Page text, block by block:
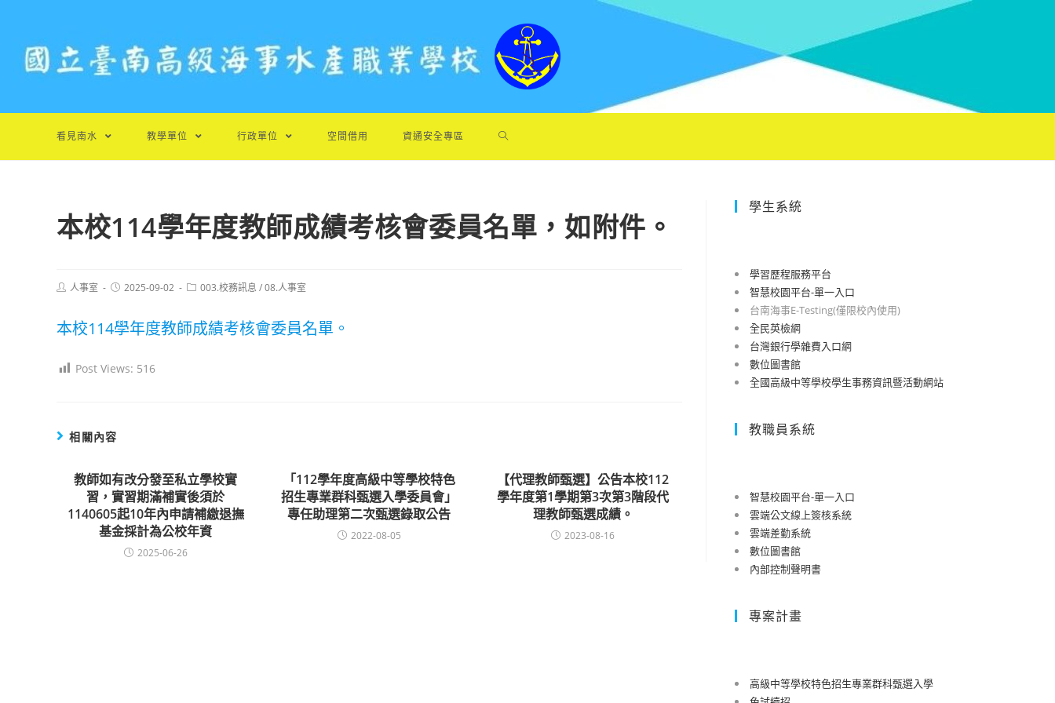
看見南水 教學單位 行政單位 空間借用 資通安全專區
本校114學年度教師成績考核會委員名單，如附件。
Post人事室
Post2025-09-02
Post003.校務訊息 /08.人事室
本校114學年度教師成績考核會委員名單。
Post Views: 516
相關內容
教師如有改分發至私立學校實
習，實習期滿補實後須於
1140605起10年內申請補繳退撫
基金採計為公校年資
2025-06-26
「112學年度高級中等學校特色
招生專業群科甄選入學委員會」
專任助理第二次甄選錄取公告
2022-08-05
【代理教師甄選】公告本校112
學年度第1學期第3次第3階段代
理教師甄選成績。
2023-08-16
學生系統
學習歷程服務平台
智慧校園平台-單一入口
台南海事E-Testing(僅限校內使用)
全民英檢網
台灣銀行學雜費入口網
數位圖書館
全國高級中等學校學生事務資訊暨活動網站
教職員系統
智慧校園平台-單一入口
雲端公文線上簽核系統
雲端差勤系統
數位圖書館
內部控制聲明書
專案計畫
高級中等學校特色招生專業群科甄選入學